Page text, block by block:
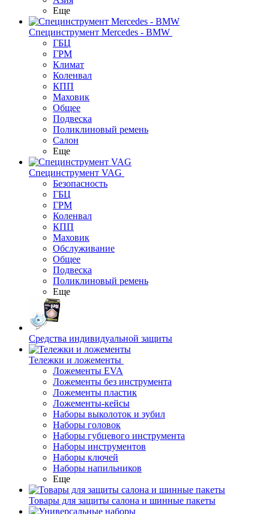
Еще
Специнструмент Mercedes - BMW
ГБЦ
ГРМ
Климат
Коленвал
КПП
Маховик
Общее
Подвеска
Поликлиновый ремень
Салон
Еще
Специнструмент VAG
Безопасность
ГБЦ
ГРМ
Коленвал
КПП
Маховик
Обслуживание
Общее
Подвеска
Поликлиновый ремень
Еще
Средства индивидуальной защиты
Тележки и ложементы
Ложементы EVA
Ложементы без инструмента
Ложементы пластик
Ложементы-кейсы
Наборы выколоток и зубил
Наборы головок
Наборы губцевого инструмента
Наборы инструментов
Наборы ключей
Наборы напильников
Еще
Товары для защиты салона и шинные пакеты